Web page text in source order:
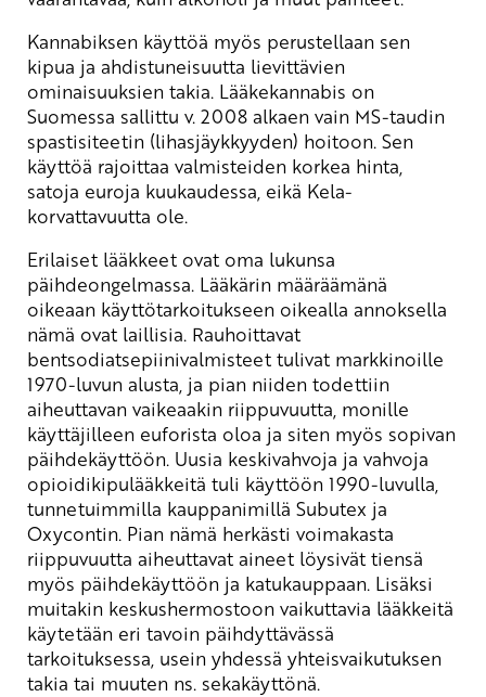
Kannabiksen käyttöä myös perustellaan sen
kipua ja ahdistuneisuutta lievittävien
ominaisuuksien takia. Lääkekannabis on
Suomessa sallittu v. 2008 alkaen vain MS-taudin
spastisiteetin (lihasjäykkyyden) hoitoon. Sen
käyttöä rajoittaa valmisteiden korkea hinta,
satoja euroja kuukaudessa, eikä Kela-
korvattavuutta ole.
Erilaiset lääkkeet ovat oma lukunsa
päihdeongelmassa. Lääkärin määräämänä
oikeaan käyttötarkoitukseen oikealla annoksella
nämä ovat laillisia. Rauhoittavat
bentsodiatsepiinivalmisteet tulivat markkinoille
1970-luvun alusta, ja pian niiden todettiin
aiheuttavan vaikeaakin riippuvuutta, monille
käyttäjilleen euforista oloa ja siten myös sopivan
päihdekäyttöön. Uusia keskivahvoja ja vahvoja
opioidikipulääkkeitä tuli käyttöön 1990-luvulla,
tunnetuimmilla kauppanimillä Subutex ja
Oxycontin. Pian nämä herkästi voimakasta
riippuvuutta aiheuttavat aineet löysivät tiensä
myös päihdekäyttöön ja katukauppaan. Lisäksi
muitakin keskushermostoon vaikuttavia lääkkeitä
käytetään eri tavoin päihdyttävässä
tarkoituksessa, usein yhdessä yhteisvaikutuksen
takia tai muuten ns. sekakäyttönä.